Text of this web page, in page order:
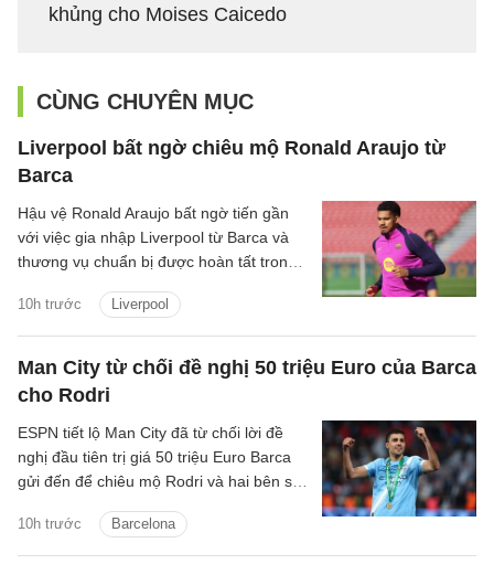
khủng cho Moises Caicedo
CÙNG CHUYÊN MỤC
Liverpool bất ngờ chiêu mộ Ronald Araujo từ
Barca
10h trước Liverpool
Hậu vệ Ronald Araujo bất ngờ tiến gần
với việc gia nhập Liverpool từ Barca và
thương vụ chuẩn bị được hoàn tất trong
Man City từ chối đề nghị 50 triệu Euro của Barca
cho Rodri
10h trước Barcelona
ESPN tiết lộ Man City đã từ chối lời đề
nghị đầu tiên trị giá 50 triệu Euro Barca
gửi đến để chiêu mộ Rodri và hai bên sẽ